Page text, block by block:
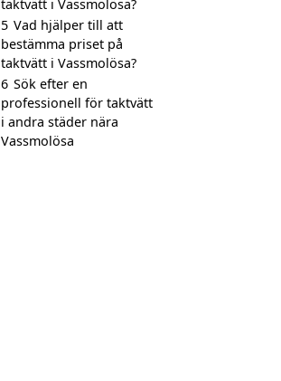
taktvätt i Vassmolösa?
5 Vad hjälper till att
bestämma priset på
taktvätt i Vassmolösa?
6 Sök efter en
professionell för taktvätt
i andra städer nära
Vassmolösa